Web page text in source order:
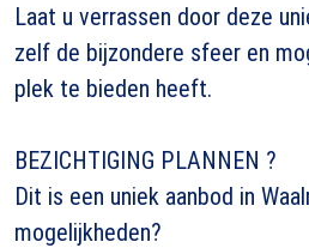
Laat u verrassen door deze
zelf de bijzondere sfeer en
plek te bieden heeft.
BEZICHTIGING PLANNEN ?
Dit is een uniek aanbod in
mogelijkheden?